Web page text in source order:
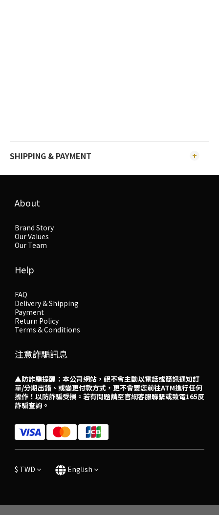
SHIPPING & PAYMENT
About
Brand Story
Our Values
Our Team
Help
FAQ
Delivery & Shipping
Payment
Return Policy
Terms & Conditions
注意詐騙訊息
▲防詐騙提醒：本公司網站，絕不會主動以電話或簡訊通知訂
單/分期出錯、或變更付款方式，更不會要您前往ATM進行任何
操作！以防詐騙受損。若有問題請至官網客服聯繫或致電165反
詐騙查詢。
$ TWD English